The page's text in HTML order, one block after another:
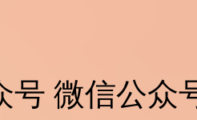
微信公众